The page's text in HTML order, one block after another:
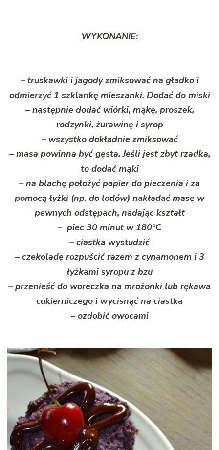
WYKONANIE:
– truskawki i jagody zmiksować na gładko i
odmierzyć 1 szklankę mieszanki. Dodać do miski
– następnie dodać wiórki, mąkę, proszek,
rodzynki, żurawinę i syrop
– wszystko dokładnie zmiksować
– masa powinna być gęsta. Jeśli jest zbyt rzadka,
to dodać mąki
– na blachę położyć papier do pieczenia i za
pomocą łyżki (np. do lodów) nakładać masę w
pewnych odstępach, nadając kształt
– piec 30 minut w 180°C
– ciastka wystudzić
– czekoladę rozpuścić razem z cynamonem i 3
łyżkami syropu z bzu
– przenieść do woreczka na mrożonki lub rękawa
cukierniczego i wycisnąć na ciastka
– ozdobić owocami